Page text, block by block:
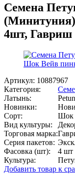
Семена
4шт, Гавриш
Артикул: 10887967
Категория:
Латынь:
Новинки:
Сорт:
Шок
Вид культуры:
Торговая марка:
Серия пакетов:
Фасовка (шт):
4 шт
Культура:
Добавить товар к